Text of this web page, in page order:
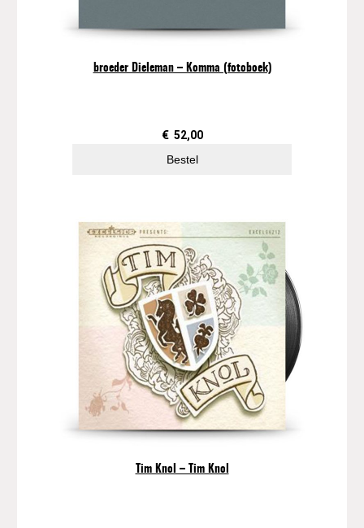
broeder Dieleman – Komma (fotoboek)
€ 52,00
Bestel
Tim Knol – Tim Knol